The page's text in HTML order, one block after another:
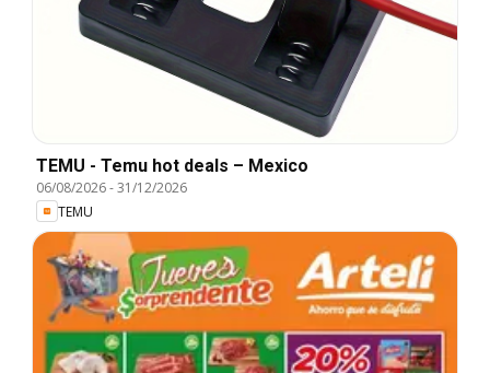
TEMU - Temu hot deals – Mexico
06/08/2026-31/12/2026
TEMU